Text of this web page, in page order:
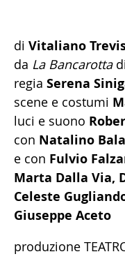
di Vitaliano
da La Bancarottadi
regia Serena
scene e costumi
luci e suono
con Natalino
e con Fulvio
Marta Dalla Via,
Celeste
Giuseppe Aceto
produzione